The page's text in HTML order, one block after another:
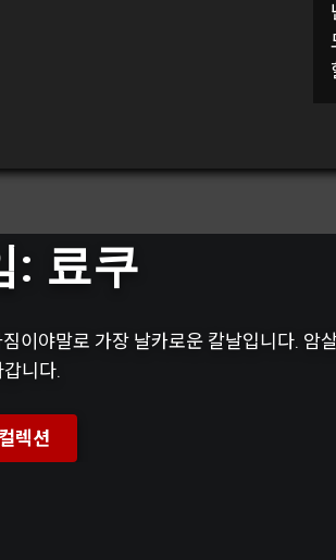
: 료쿠
이야말로 가장 날카로운 칼날입니다.
니다.
렉션